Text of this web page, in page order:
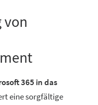
von
365 in das
eine sorgfältige